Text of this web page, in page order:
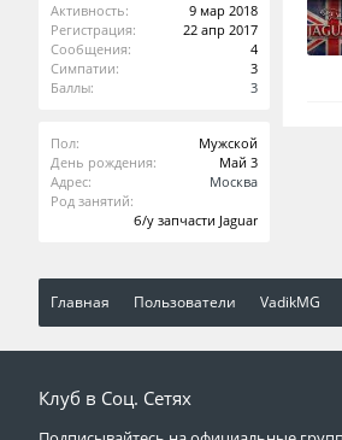
Активность:
9 мар 2018
Регистрация:
22 апр 2017
Сообщения:
4
Симпатии:
3
Баллы:
3
Пол:
Мужской
День рождения:
Май 3
Адрес:
Москва
Род занятий:
б/у запчасти Jaguar
Главная Пользователи VadikMG
Клуб в Соц. Сетях